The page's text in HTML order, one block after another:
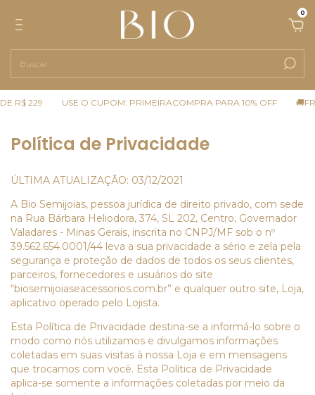
0
229 USE O CUPOM: PRIMEIRACOMPRA PARA 10% OFF
Política de Privacidade
ÚLTIMA ATUALIZAÇÃO: 03/12/2021
A Bio Semijoias, pessoa jurídica de direito privado, com sede
na Rua Bárbara Heliodora, 374, SL 202, Centro, Governador
Valadares - Minas Gerais, inscrita no CNPJ/MF sob o nº
39.562.654.0001/44 leva a sua privacidade a sério e zela pela
segurança e proteção de dados de todos os seus clientes,
parceiros, fornecedores e usuários do site
“biosemijoiaseacessorios.com.br” e qualquer outro site, Loja,
aplicativo operado pelo Lojista.
Esta Política de Privacidade destina-se a informá-lo sobre o
modo como nós utilizamos e divulgamos informações
coletadas em suas visitas à nossa Loja e em mensagens
que trocamos com você. Esta Política de Privacidade
aplica-se somente a informações coletadas por meio da